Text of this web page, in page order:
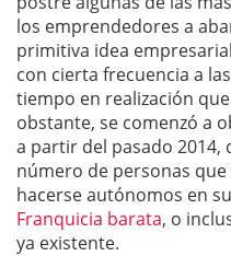
los emprendedores a
primitiva idea
con cierta frecuencia a
tiempo en realización
obstante, se comenzó a
a partir del pasado 2014,
número de personas
hacerse autónomos en
Franquicia barata, o
ya existente.